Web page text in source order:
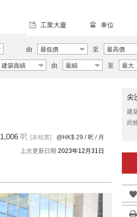
工業大廈 車位
由 最低價 至 最高價
建築面績 由 最細 至 最大
1,006 呎 [未核實] @HK$ 29 / 呎 / 月
上次更新日期 2023年12月31日
尖
建
此